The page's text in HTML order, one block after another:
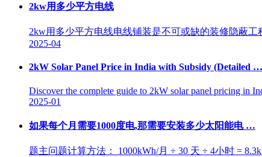
2kw用多少平方电线
2kw用多少平方电线电线铺装是不可或缺的装修隐蔽
2025-04
2kW Solar Panel Price in India with Subsidy (Detailed …
Discover the complete guide to 2kW solar panel pricing in
2025-01
如果每个月需要1000度电,那需要安装多少太阳能电 …
题主问题计算方法： 1000kWh/月 ÷ 30 天 ÷ 4小时 =